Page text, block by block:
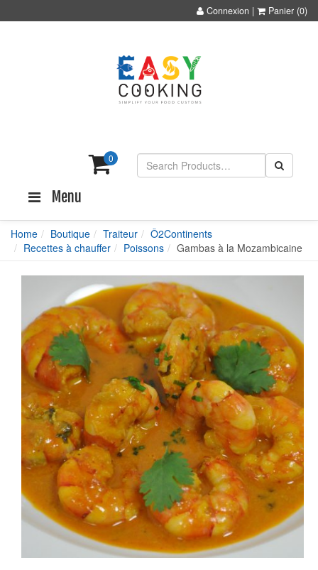
Connexion | Panier (0)
0
Menu
Home Boutique Traiteur
Ô2Continents
Recettes à chauffer
Poissons Gambas à la Mozambicaine